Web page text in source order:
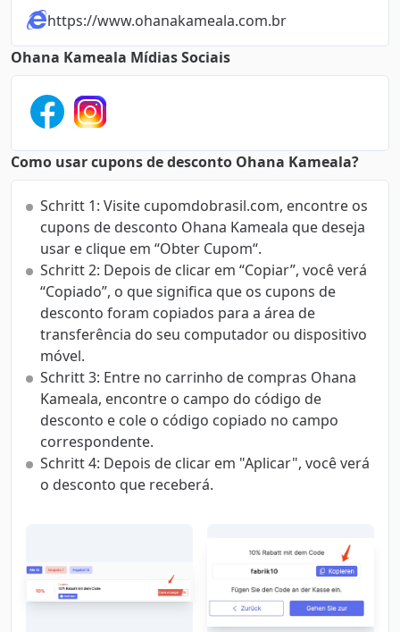
https://www.ohanakameala.com.br
Ohana Kameala Mídias Sociais
Como usar cupons de desconto Ohana Kameala?
Schritt 1: Visite cupomdobrasil.com, encontre os
cupons de desconto Ohana Kameala que deseja
usar e clique em “Obter Cupom“.
Schritt 2: Depois de clicar em “Copiar”, você verá
“Copiado”, o que significa que os cupons de
desconto foram copiados para a área de
transferência do seu computador ou dispositivo
móvel.
Schritt 3: Entre no carrinho de compras Ohana
Kameala, encontre o campo do código de
desconto e cole o código copiado no campo
correspondente.
Schritt 4: Depois de clicar em "Aplicar", você verá
o desconto que receberá.